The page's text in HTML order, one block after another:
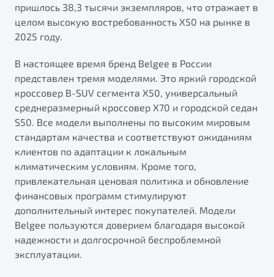
Универсальный кроссовер
от 2 499 990 ₽*
Обзор В наличии
Запись на сервис
Клиентская поддержка
пришлось 38,3 тысячи экземпляров, что отражает в
целом высокую востребованность Х50 на рынке в
2025 году.
В настоящее время бренд Belgee в России
представлен тремя моделями. Это яркий городской
кроссовер B-SUV сегмента X50, универсальный
среднеразмерный кроссовер X70 и городской седан
S50. Все модели выполнены по высоким мировым
стандартам качества и соответствуют ожиданиям
клиентов по адаптации к локальным
климатическим условиям. Кроме того,
привлекательная ценовая политика и обновление
финансовых программ стимулируют
дополнительный интерес покупателей. Модели
Belgee пользуются доверием благодаря высокой
надежности и долгосрочной беспроблемной
эксплуатации.